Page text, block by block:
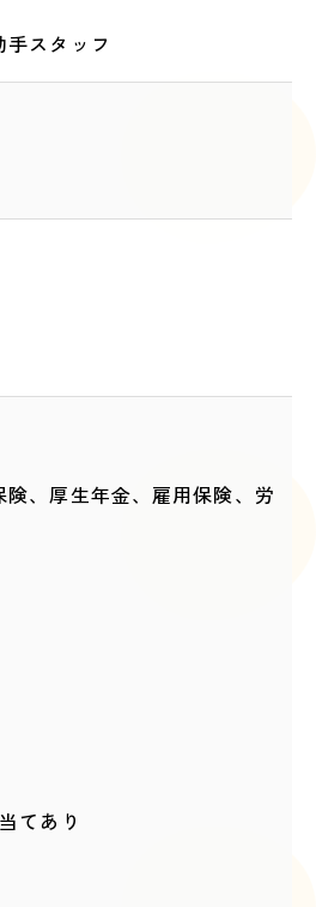
スタッフ
、厚生年金、雇用保険、労
てあり